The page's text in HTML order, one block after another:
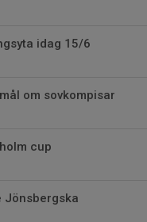
idag 15/6
om sovkompisar
cup
Jönsbergska